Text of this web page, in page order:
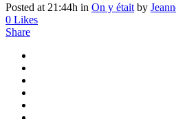
Posted at 21:44h in On y était by
0 Likes
Share